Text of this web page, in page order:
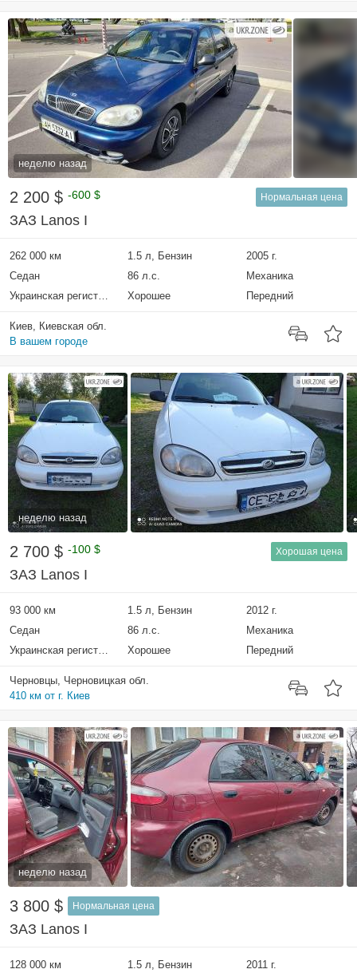
неделю назад
2 200 $ -600 $ Нормальная цена
ЗАЗ Lanos I
262 000 км 1.5 л, Бензин
2005 г.
Седан
86 л.с.
Механика
Украинская регистрация
Хорошее Передний
Киев, Киевская обл.
В вашем городе
неделю назад
2 700 $ -100 $ Хорошая цена
ЗАЗ Lanos I
93 000 км 1.5 л, Бензин
2012 г.
Седан
86 л.с.
Механика
Украинская регистрация
Хорошее Передний
Черновцы, Черновицкая обл.
410 км от г. Киев
неделю назад
3 800 $ Нормальная цена
ЗАЗ Lanos I
128 000 км 1.5 л, Бензин
2011 г.